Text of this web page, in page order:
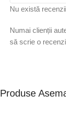
Nu există
Numai clienții
să scrie o
Produse